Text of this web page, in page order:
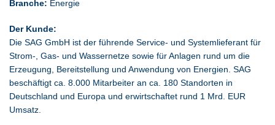
Branche: Energie
Der Kunde:
Die SAG GmbH ist der führende Service- und Systemlieferant für
Strom-, Gas- und Wassernetze sowie für Anlagen rund um die
Erzeugung, Bereitstellung und Anwendung von Energien. SAG
beschäftigt ca. 8.000 Mitarbeiter an ca. 180 Standorten in
Deutschland und Europa und erwirtschaftet rund 1 Mrd. EUR
Umsatz.